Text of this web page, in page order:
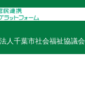
人千葉市社会福祉協議会